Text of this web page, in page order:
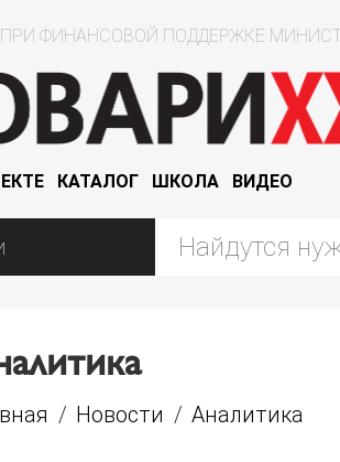
ФИНАНСОВОЙ ПОДДЕРЖКЕ
КАТАЛОГ ШКОЛА ВИДЕО
/ Новости / Аналитика